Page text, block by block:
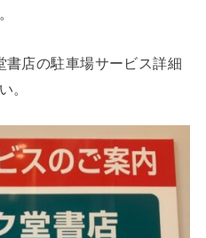
書店の駐車場サービス詳細
。